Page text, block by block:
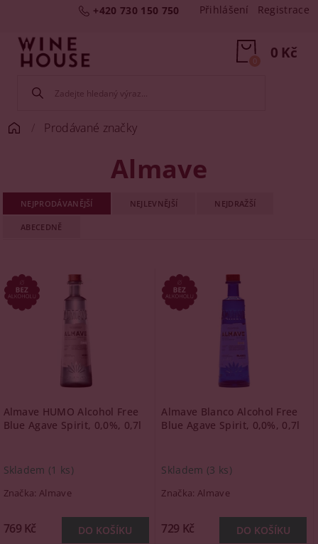
+420 730 150 750 Přihlášení Registrace
0 Kč
0
Prodávané značky
Almave
NEJPRODÁVANĚJŠÍ NEJLEVNĚJŠÍ NEJDRAŽŠÍ
ABECEDNĚ
Almave HUMO Alcohol Free
Blue Agave Spirit, 0,0%, 0,7l
Skladem (1 ks)
Značka:Almave
769 Kč
Almave Blanco Alcohol Free
Blue Agave Spirit, 0,0%, 0,7l
Skladem (3 ks)
Značka: Almave
729 Kč